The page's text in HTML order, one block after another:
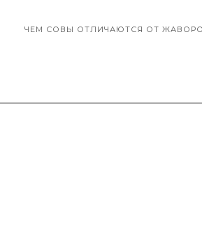
ЧЕМ СОВЫ ОТЛИЧАЮТСЯ ОТ